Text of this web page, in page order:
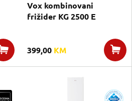
Vox kombinovani
frižider KG 2500 E
399,00 KM